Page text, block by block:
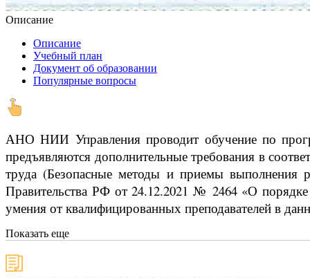
Описание
Описание
Учебный план
Документ об образовании
Популярные вопросы
АНО НИИ Управления проводит обучение по
предъявляются дополнительные требования в
труда (Безопасные методы и приемы выполнения
Правительства РФ от 24.12.2021 № 2464 «О
умения от квалифицированных преподавателей в
Показать еще